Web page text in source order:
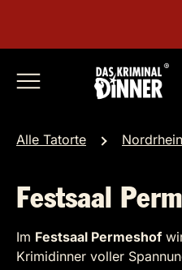
Alle Tatorte
Festsaal
Im Festsaal Permeshof
Krimidinner voller